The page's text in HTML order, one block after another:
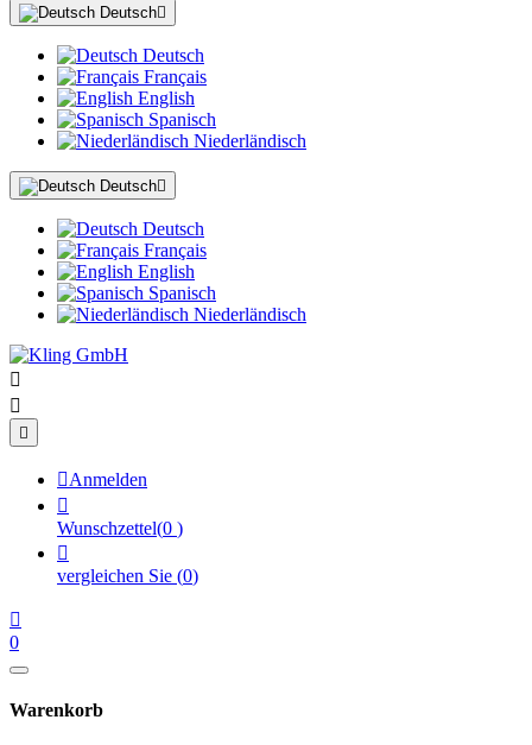
Deutsch
Deutsch
Français
English
Spanisch
Niederländisch
Deutsch
Deutsch
Français
English
Spanisch
Niederländisch



Anmelden

Wunschzettel(0 )

vergleichen Sie (0)

0
Warenkorb